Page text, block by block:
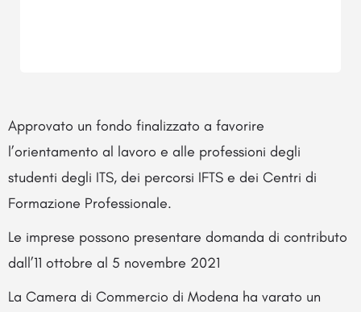
Approvato un fondo finalizzato a favorire
l’orientamento al lavoro e alle professioni degli
studenti degli ITS, dei percorsi IFTS e dei Centri di
Formazione Professionale.
Le imprese possono presentare domanda di contributo
dall’11 ottobre al 5 novembre 2021
La Camera di Commercio di Modena ha varato un